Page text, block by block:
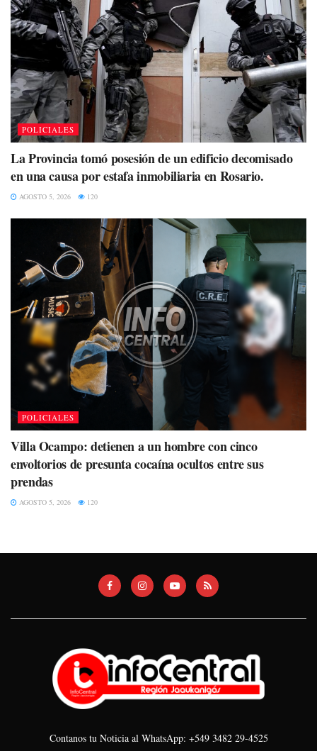
POLICIALES
La Provincia tomó posesión de un edificio decomisado
en una causa por estafa inmobiliaria en Rosario.
AGOSTO 5, 2026 120
POLICIALES
Villa Ocampo: detienen a un hombre con cinco
envoltorios de presunta cocaína ocultos entre sus
prendas
AGOSTO 5, 2026 120
Contanos tu Noticia al WhatsApp: +549 3482 29-4525